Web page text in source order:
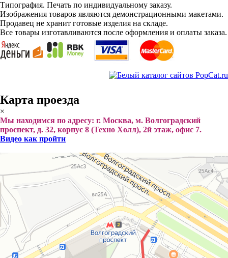
Типография. Печать по индивидуальному заказу.
Изображения товаров являются демонстрационными макетами.
Продавец не хранит готовые изделия на складе.
Все товары изготавливаются после оформления и оплаты заказа.
Карта проезда
×
Мы находимся по адресу: г. Москва, м. Волгоградский
проспект, д. 32, корпус 8 (Техно Холл), 2й этаж, офис 7.
Видео как пройти